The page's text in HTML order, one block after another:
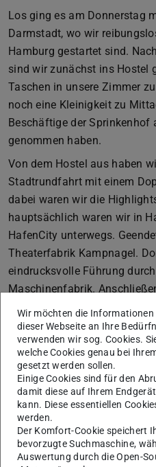
Los ging es am Donnerstag
Darmstadt, wo wir
Hamburg gestartet sind.
sind wir zunächst ins Hostel
Taschen in unsere Zimmer
noch eine Kleinigkeit zu
Beschäftige der Sprinkenhof
genommen haben.
Von dem Hostel aus haben
Stadtrundfahrt mit einem
dabei waren wir die
hauptsächlich waren wir in
HafenCity unterwegs.
Theaterfabrik Kampnagel.
eindrucksvolle Führung
Maschinenfabrik.
spannenden Vortag das
Sanierung vorgestellt.
Zum Ausklang des Abends
Restaurant „Zur Gondel“, wo
schönen Aussicht gegessen
Sprinkenhof geredet haben.
Am Freitag startete der Tag
Baustellenbesichtigung der
vor allem aufgrund seines
Wir möchten die
dieser Webseite an Ihre
verwenden wir sog. Cookies.
welche Cookies genau bei
gesetzt werden sollen.
Einige Cookies sind für den
damit diese auf Ihrem
kann. Diese essentiellen
werden.
Der Komfort-Cookie speichert
bevorzugte Suchmaschine,
Auswertung durch die Open-